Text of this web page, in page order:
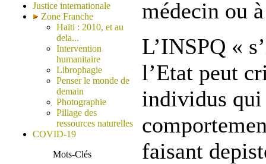
Justice internationale
Zone Franche
Haïti : 2010, et au
dela...
Intervention
humanitaire
Librophagie
Penser le monde de
demain
Photographie
Pillage des
ressources naturelles
COVID-19
Mots-Clés
médecin ou
L’INSPQ «
l’Etat peut
individus
faisant